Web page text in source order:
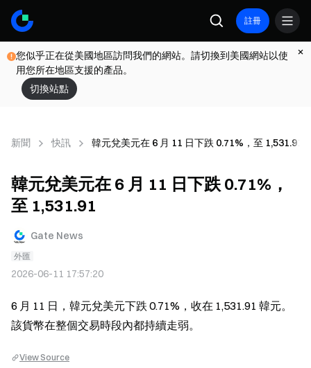
註冊
您似乎正在從美國地區訪問我們的網站。請切換到美國網站以使
用您所在地區支援的產品。
切換站點
新聞 快訊 韓元兌美元在 6 月 11 日下跌 0.71%，至 1,531.91
韓元兌美元在 6 月 11 日下跌 0.71%，
至 1,531.91
Gate News
外匯
2026-06-11 17:57:20
6 月 11 日，韓元兌美元下跌 0.71%，收在 1,531.91 韓元。
該貨幣在整個交易時段內都持續走弱。
View Source